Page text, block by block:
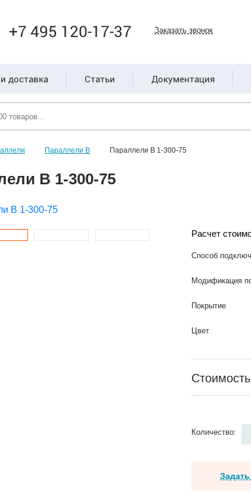
+7 495 120-17-37 Заказать звонок
доставка Статьи Документация
Параллели В Параллели В 1-300-75
В 1-300-75
Расчет
Способ
Модификация
Покрытие
Цвет
Количество: